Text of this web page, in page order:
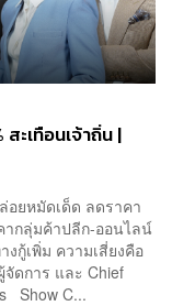
ะเทือนเจ้าถิ่น |
อยหมัดเด็ด ลดราคา
ากลุ่มค้าปลีก-ออนไลน์
กู้เพิ่ม ความเสี่ยงคือ
ดการ และ Chief
Show C...